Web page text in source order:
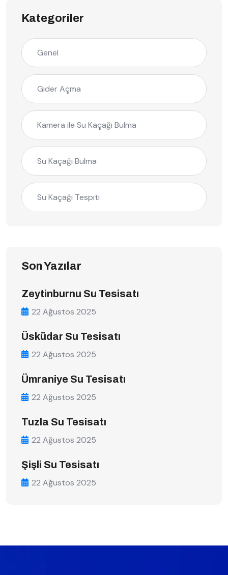
Kategoriler
Genel
Gider Açma
Kamera ile Su Kaçağı Bulma
Su Kaçağı Bulma
Su Kaçağı Tespiti
Son Yazılar
Zeytinburnu Su Tesisatı
22 Ağustos 2025
Üsküdar Su Tesisatı
22 Ağustos 2025
Ümraniye Su Tesisatı
22 Ağustos 2025
Tuzla Su Tesisatı
22 Ağustos 2025
Şişli Su Tesisatı
22 Ağustos 2025